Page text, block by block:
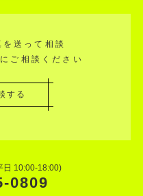
送って相談
ご相談ください
する
日 10:00-18:00)
0809